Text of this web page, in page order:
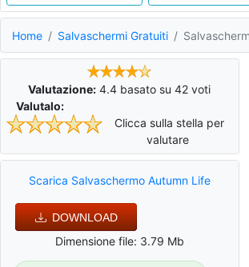
Home Salvaschermi Gratuiti
Valutazione: 4.4 basato su42 voti
Valutalo:
Clicca sulla stella per
valutare
Scarica Salvaschermo Autumn Life
DOWNLOAD
Dimensione file: 3.79 Mb